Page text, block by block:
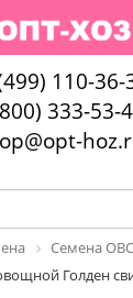
110-36-
333-53-
Семена
Голден